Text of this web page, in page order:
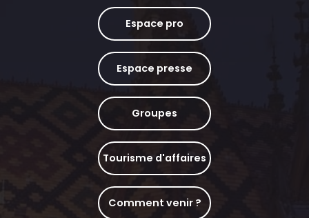
Espace pro
Espace presse
Groupes
Tourisme d'affaires
Comment venir ?